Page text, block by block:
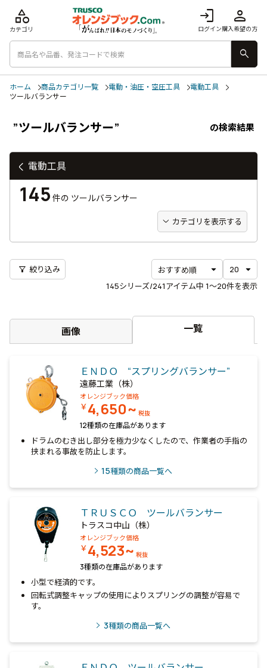
login
ログイン
person
購入希望の方
category
カテゴリ
search
ホーム 商品カテゴリ一覧 電動・油圧・空圧工具
電動工具
ツールバランサー
”ツールバランサー” の検索結果
145シリーズ/241アイテム中 1〜20件を表示
filter_alt 絞り込み
画像 一覧
ＥＮＤＯ “スプリングバランサー”
遠藤工業（株）
オレンジブック価格
￥4,650~ 税抜
12種類の在庫品があります
ドラムのむき出し部分を極力少なくしたので、作業者の手指の
挟まれる事故を防止します。
15種類の商品一覧へ
ＴＲＵＳＣＯ ツールバランサー
トラスコ中山（株）
オレンジブック価格
￥4,523~ 税抜
3種類の在庫品があります
小型で経済的です。
回転式調整キャップの使用によりスプリングの調整が容易で
す。
3種類の商品一覧へ
電動工具
145 件の ツールバランサー
カテゴリを表示する